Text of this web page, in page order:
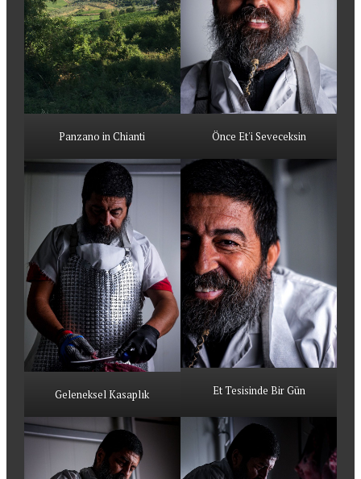
Panzano in Chianti Önce Et'i Seveceksin
Geleneksel Kasaplık Et Tesisinde Bir Gün